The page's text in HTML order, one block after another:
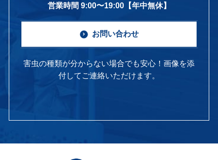
営業時間 9:00〜19:00【年中無休】
お問い合わせ
害虫の種類が分からない場合でも安心！画像を添
付してご連絡いただけます。